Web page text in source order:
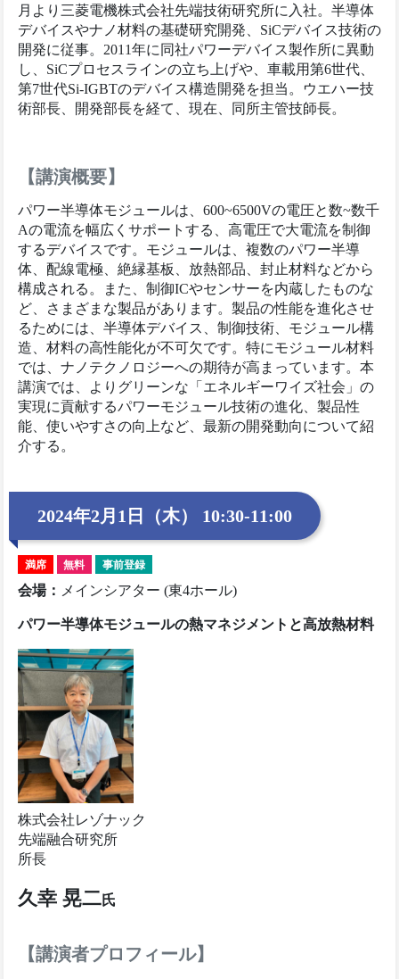
月より三菱電機株式会社先端技術研究所に入社。半導体
デバイスやナノ材料の基礎研究開発、SiCデバイス技術の
開発に従事。2011年に同社パワーデバイス製作所に異動
し、SiCプロセスラインの立ち上げや、車載用第6世代、
第7世代Si-IGBTのデバイス構造開発を担当。ウエハー技
術部長、開発部長を経て、現在、同所主管技師長。
【講演概要】
パワー半導体モジュールは、600~6500Vの電圧と数~数千
Aの電流を幅広くサポートする、高電圧で大電流を制御
するデバイスです。モジュールは、複数のパワー半導
体、配線電極、絶縁基板、放熱部品、封止材料などから
構成される。また、制御ICやセンサーを内蔵したものな
ど、さまざまな製品があります。製品の性能を進化させ
るためには、半導体デバイス、制御技術、モジュール構
造、材料の高性能化が不可欠です。特にモジュール材料
では、ナノテクノロジーへの期待が高まっています。本
講演では、よりグリーンな「エネルギーワイズ社会」の
実現に貢献するパワーモジュール技術の進化、製品性
能、使いやすさの向上など、最新の開発動向について紹
介する。
2024年2月1日（木） 10:30-11:00
満席 無料 事前登録
会場： メインシアター (東4ホール)
パワー半導体モジュールの熱マネジメントと高放熱材料
株式会社レゾナック
先端融合研究所
所長
久幸 晃二氏
【講演者プロフィール】